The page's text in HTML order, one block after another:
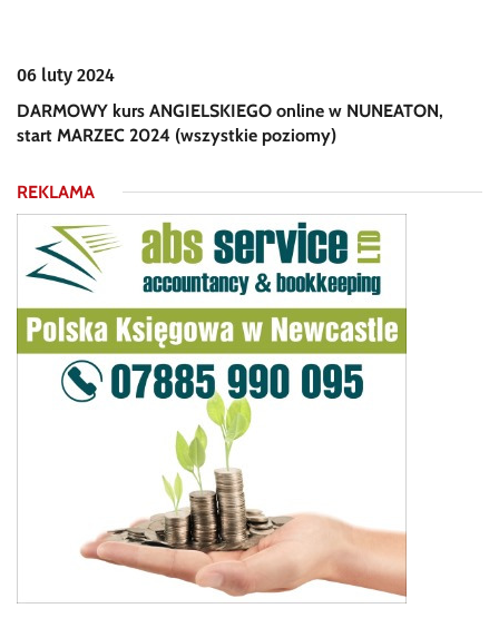
06 luty 2024
DARMOWY kurs ANGIELSKIEGO online w NUNEATON,
start MARZEC 2024 (wszystkie poziomy)
REKLAMA